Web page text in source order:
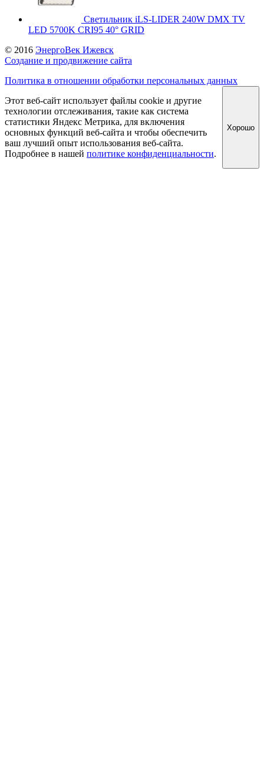
Светильник iLS-LIDER 240W DMX TV
LED 5700K CRI95 40° GRID
© 2016 ЭнергоВек Ижевск
Создание и продвижение сайта
Политика в отношении обработки персональных данных
Этот веб-сайт использует файлы cookie и другие
технологии отслеживания, такие как система
статистики Яндекс Метрика, для включения
основных функций веб-сайта и чтобы обеспечить
ваш лучший опыт использования веб-сайта.
Подробнее в нашей политике конфиденциальности.
Хорошо